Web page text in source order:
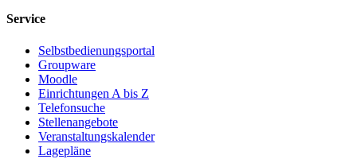
Service
Selbstbedienungsportal
Groupware
Moodle
Einrichtungen A bis Z
Telefonsuche
Stellenangebote
Veranstaltungskalender
Lagepläne